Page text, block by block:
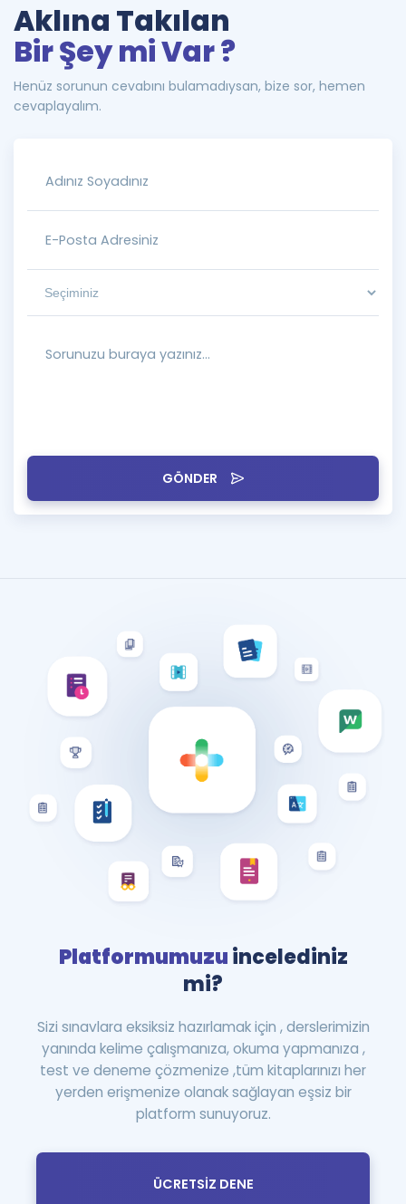
GÖNDER
Aklına Takılan
Bir Şey mi Var ?
Henüz sorunun cevabını bulamadıysan, bize sor, hemen
cevaplayalım.
Platformumuzuincelediniz
mi?
Sizi sınavlara eksiksiz hazırlamak için , derslerimizin
yanında kelime çalışmanıza, okuma yapmanıza ,
test ve deneme çözmenize ,tüm kitaplarınızı her
yerden erişmenize olanak sağlayan eşsiz bir
platform sunuyoruz.
ÜCRETSİZ DENE